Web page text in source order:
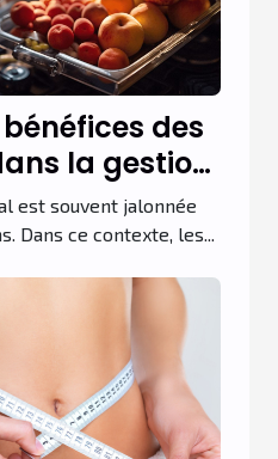
des
la gestion
est souvent jalonnée
Dans ce contexte, les...